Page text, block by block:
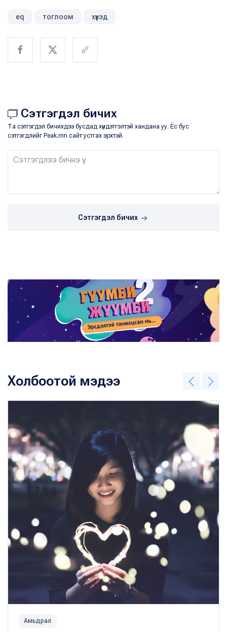
eq тоглоом хүүхэд
Сэтгэгдэл бичих
Та сэтгэгдэл бичихдээ бусдад хүндэтгэлтэй хандана уу. Ёс бус
сэтгэгдлийг Peak.mn сайт устгах эрхтэй.
Сэтгэгдэл бичих
Холбоотой мэдээ
Амьдрал